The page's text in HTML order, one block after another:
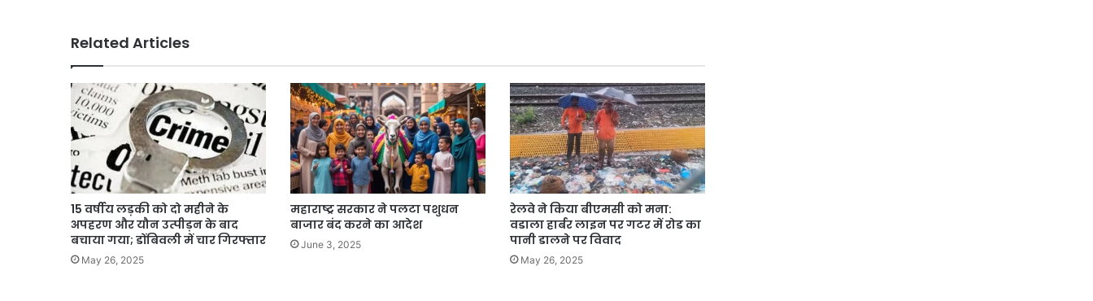
Related Articles
15 वर्षीय लड़की को दो महीने के
अपहरण और यौन उत्पीड़न के बाद
बचाया गया; डोंबिवली में चार गिरफ्तार
May 26, 2025
महाराष्ट्र सरकार ने पलटा पशुधन
बाजार बंद करने का आदेश
June 3, 2025
रेलवे ने किया बीएमसी को मना:
वडाला हार्बर लाइन पर गटर में रोड का
पानी डालने पर विवाद
May 26, 2025